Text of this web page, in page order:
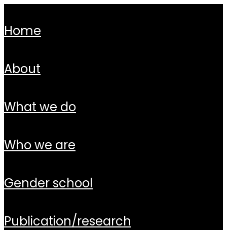
home
about
what we do
who we are
gender school
publication/research